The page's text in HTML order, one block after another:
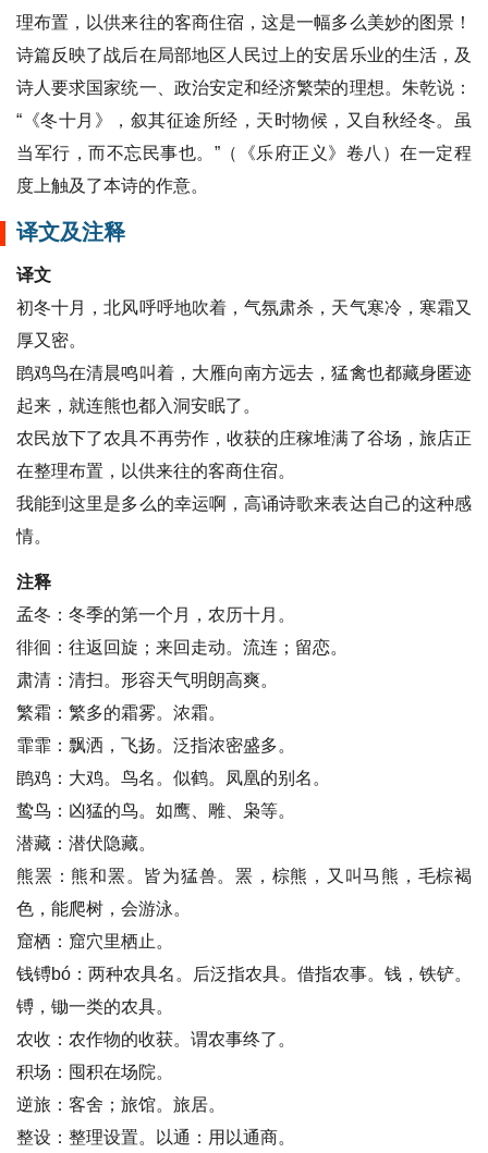
理布置，以供来往的客商住宿，这是一幅多么美妙的图景！
诗篇反映了战后在局部地区人民过上的安居乐业的生活，及
诗人要求国家统一、政治安定和经济繁荣的理想。朱乾说：
“《冬十月》，叙其征途所经，天时物候，又自秋经冬。虽
当军行，而不忘民事也。”（《乐府正义》卷八）在一定程
度上触及了本诗的作意。
译文及注释
译文
初冬十月，北风呼呼地吹着，气氛肃杀，天气寒冷，寒霜又
厚又密。
鹍鸡鸟在清晨鸣叫着，大雁向南方远去，猛禽也都藏身匿迹
起来，就连熊也都入洞安眠了。
农民放下了农具不再劳作，收获的庄稼堆满了谷场，旅店正
在整理布置，以供来往的客商住宿。
我能到这里是多么的幸运啊，高诵诗歌来表达自己的这种感
情。
注释
孟冬：冬季的第一个月，农历十月。
徘徊：往返回旋；来回走动。流连；留恋。
肃清：清扫。形容天气明朗高爽。
繁霜：繁多的霜雾。浓霜。
霏霏：飘洒，飞扬。泛指浓密盛多。
鹍鸡：大鸡。鸟名。似鹤。凤凰的别名。
鸷鸟：凶猛的鸟。如鹰、雕、枭等。
潜藏：潜伏隐藏。
熊罴：熊和罴。皆为猛兽。罴，棕熊，又叫马熊，毛棕褐
色，能爬树，会游泳。
窟栖：窟穴里栖止。
钱镈bó：两种农具名。后泛指农具。借指农事。钱，铁铲。
镈，锄一类的农具。
农收：农作物的收获。谓农事终了。
积场：囤积在场院。
逆旅：客舍；旅馆。旅居。
整设：整理设置。以通：用以通商。